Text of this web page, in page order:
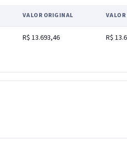
VALOR ORIGINAL
R$ 13.693,46 R$